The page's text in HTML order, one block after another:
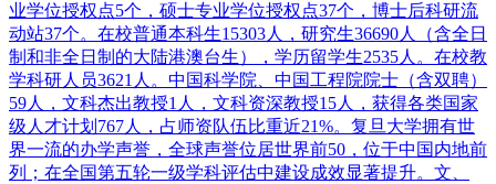
业学位授权点5个，硕士专业学位授权点37个，博士后科研流
动站37个。在校普通本科生15303人，研究生36690人（含全日
制和非全日制的大陆港澳台生），学历留学生2535人。在校教
学科研人员3621人。中国科学院、中国工程院院士（含双聘）
59人，文科杰出教授1人，文科资深教授15人，获得各类国家
级人才计划767人，占师资队伍比重近21%。复旦大学拥有世
界一流的办学声誉，全球声誉位居世界前50，位于中国内地前
列；在全国第五轮一级学科评估中建设成效显著提升。文、